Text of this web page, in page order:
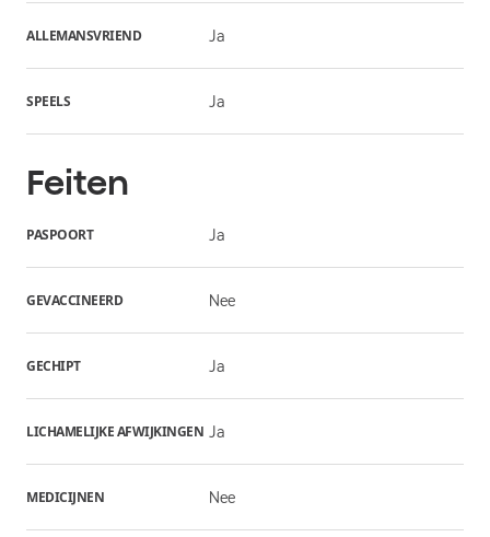
ALLEMANSVRIEND Ja
SPEELS Ja
Feiten
PASPOORT Ja
GEVACCINEERD Nee
GECHIPT Ja
LICHAMELIJKE AFWIJKINGEN Ja
MEDICIJNEN Nee